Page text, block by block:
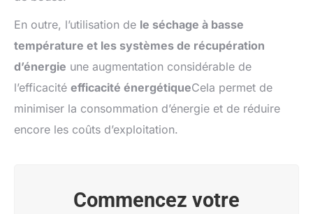
En outre, l’utilisation de le séchage à basse
température et les systèmes de récupération
d’énergie une augmentation considérable de
l’efficacité efficacité énergétiqueCela permet de
minimiser la consommation d’énergie et de réduire
encore les coûts d’exploitation.
Commencez votre